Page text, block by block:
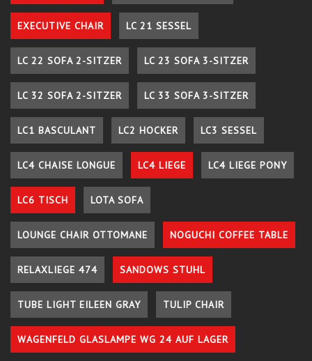
EXECUTIVE CHAIR LC 21 SESSEL
LC 22 SOFA 2-SITZER LC 23 SOFA 3-SITZER
LC 32 SOFA 2-SITZER LC 33 SOFA 3-SITZER
LC1 BASCULANT LC2 HOCKER LC3 SESSEL
LC4 CHAISE LONGUE LC4 LIEGE LC4 LIEGE PONY
LC6 TISCH LOTA SOFA
LOUNGE CHAIR OTTOMANE NOGUCHI COFFEE TABLE
RELAXLIEGE 474 SANDOWS STUHL
TUBE LIGHT EILEEN GRAY TULIP CHAIR
WAGENFELD GLASLAMPE WG 24 AUF LAGER